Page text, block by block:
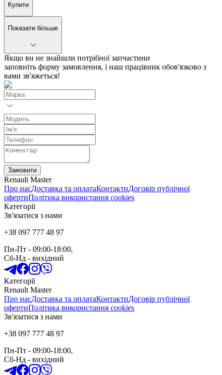
Купити
Показати більше
Якщо ви не знайшли потрібної запчастини
заповніть форму замовлення, і наш працівник обов'язково з
вами зв'яжеться!
Замовити
Renault Master
Про насДоставка та оплатаКонтактиДоговір публічної
офертиПолітика використання cookies
Категорії
Зв'язатися з нами
+38 097 777 48 97
Пн-Пт - 09:00-18:00,
Сб-Нд - вихідний
Категорії
Renault Master
Про насДоставка та оплатаКонтактиДоговір публічної
офертиПолітика використання cookies
Зв'язатися з нами
+38 097 777 48 97
Пн-Пт - 09:00-18:00,
Сб-Нд - вихідний